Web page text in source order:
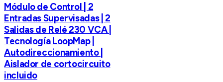
Módulo de Control | 2
Entradas Supervisadas | 2
Salidas de Relé 230 VCA |
Tecnología LoopMap |
Autodireccionamiento |
Aislador de cortocircuito
incluido